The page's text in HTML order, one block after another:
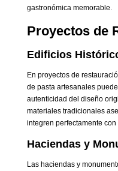
gastronómica memorable.
Proyectos de
Edificios
En proyectos de
de pasta artesanales
autenticidad del diseño
materiales tradicionales
integren perfectamente con
Haciendas y
Las haciendas y